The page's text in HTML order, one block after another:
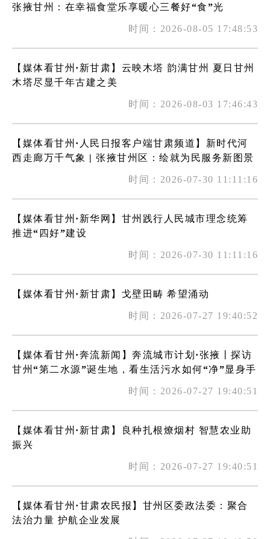
张掖甘州：在幸福食堂乐享暖心三餐好“食”光
时间：2026-08-05 17:48:53
【媒体看甘州·新甘肃】云映木塔 韵满甘州 夏日甘州
木塔尽显千年古建之美
时间：2026-08-03 17:46:43
【媒体看甘州·人民日报客户端甘肃频道】新时代河
西走廊万千气象 | 张掖甘州区：绘就为民服务新图景
时间：2026-07-30 11:11:16
【媒体看甘州·新华网】甘州践行人民城市理念统筹
推进“四好”建设
时间：2026-07-30 11:11:16
【媒体看甘州·新甘肃】戈壁田畴 希望涌动
时间：2026-07-27 19:40:52
【媒体看甘州·奔流新闻】奔流城市计划·张掖丨探访
甘州“第二水源”诞生地，看生活污水如何“净”显身手
时间：2026-07-27 19:40:51
【媒体看甘州·新甘肃】良种扎根燎烟村 智慧农业助
振兴
时间：2026-07-27 19:40:51
【媒体看甘州·甘肃农民报】甘州区委政法委：聚合
法治力量 护航企业发展